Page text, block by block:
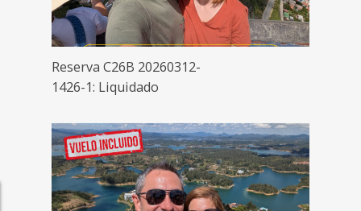
Reserva C26B 20260312-
1426-1: Liquidado